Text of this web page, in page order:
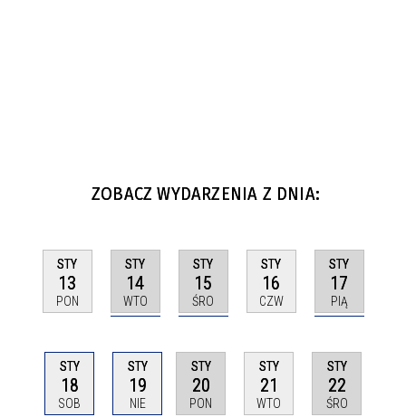
ZOBACZ WYDARZENIA Z DNIA:
STY
13
PON
STY
14
WTO
STY
15
ŚRO
STY
16
CZW
STY
17
PIĄ
STY
18
SOB
STY
19
NIE
STY
20
PON
STY
21
WTO
STY
22
ŚRO